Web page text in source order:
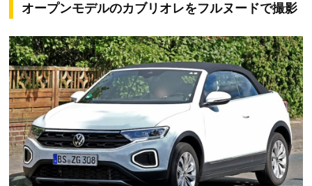
オープンモデルのカブリオレをフルヌードで撮影